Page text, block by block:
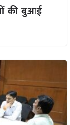
की बुआई